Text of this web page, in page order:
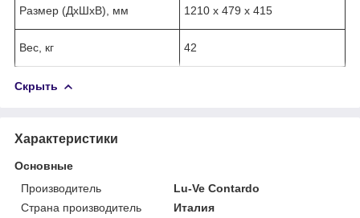
Размер (ДхШхВ), мм 1210 х 479 х 415
Вес, кг 42
Скрыть
Характеристики
Основные
Производитель
Lu-Ve Contardo
Страна производитель
Италия